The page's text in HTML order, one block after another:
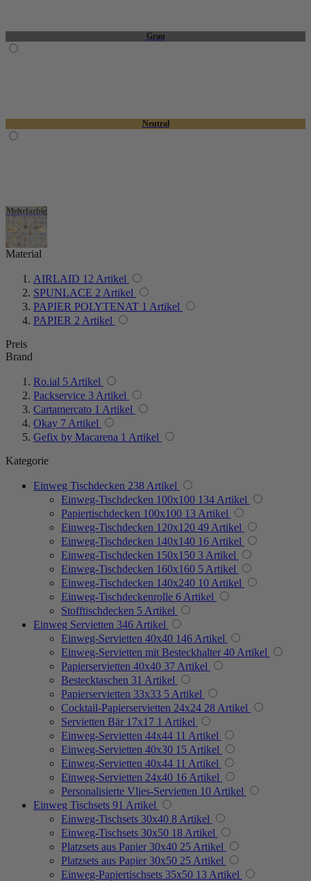
Material
AIRLAID 12 Artikel
SPUNLACE 2 Artikel
PAPIER POLYTENAT 1 Artikel
PAPIER 2 Artikel
Preis
Brand
Ro.ial 5 Artikel
Packservice 3 Artikel
Cartamercato 1 Artikel
Okay 7 Artikel
Gefix by Macarena 1 Artikel
Kategorie
Einweg Tischdecken 238 Artikel
Einweg-Tischdecken 100x100 134 Artikel
Papiertischdecken 100x100 13 Artikel
Einweg-Tischdecken 120x120 49 Artikel
Einweg-Tischdecken 140x140 16 Artikel
Einweg-Tischdecken 150x150 3 Artikel
Einweg-Tischdecken 160x160 5 Artikel
Einweg-Tischdecken 140x240 10 Artikel
Einweg-Tischdeckenrolle 6 Artikel
Stofftischdecken 5 Artikel
Einweg Servietten 346 Artikel
Einweg-Servietten 40x40 146 Artikel
Einweg-Servietten mit Besteckhalter 40 Artikel
Papierservietten 40x40 37 Artikel
Bestecktaschen 31 Artikel
Papierservietten 33x33 5 Artikel
Cocktail-Papierservietten 24x24 28 Artikel
Servietten Bär 17x17 1 Artikel
Einweg-Servietten 44x44 11 Artikel
Einweg-Servietten 40x30 15 Artikel
Einweg-Servietten 40x44 11 Artikel
Einweg-Servietten 24x40 16 Artikel
Personalisierte Vlies-Servietten 10 Artikel
Einweg Tischsets 91 Artikel
Einweg-Tischsets 30x40 8 Artikel
Einweg-Tischsets 30x50 18 Artikel
Platzsets aus Papier 30x40 25 Artikel
Platzsets aus Papier 30x50 25 Artikel
Einweg-Papiertischsets 35x50 13 Artikel